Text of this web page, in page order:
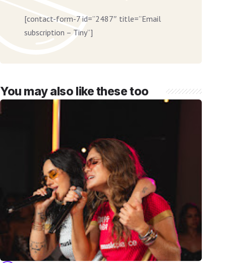
[contact-form-7 id=”2487″ title=”Email
subscription – Tiny”]
You may also like these too